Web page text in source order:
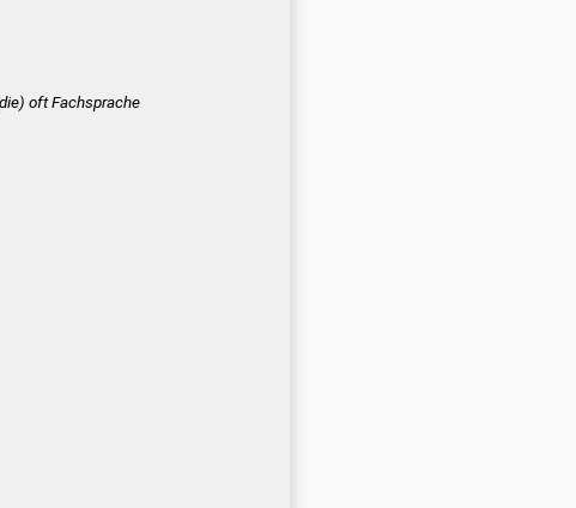
oft Fachsprache